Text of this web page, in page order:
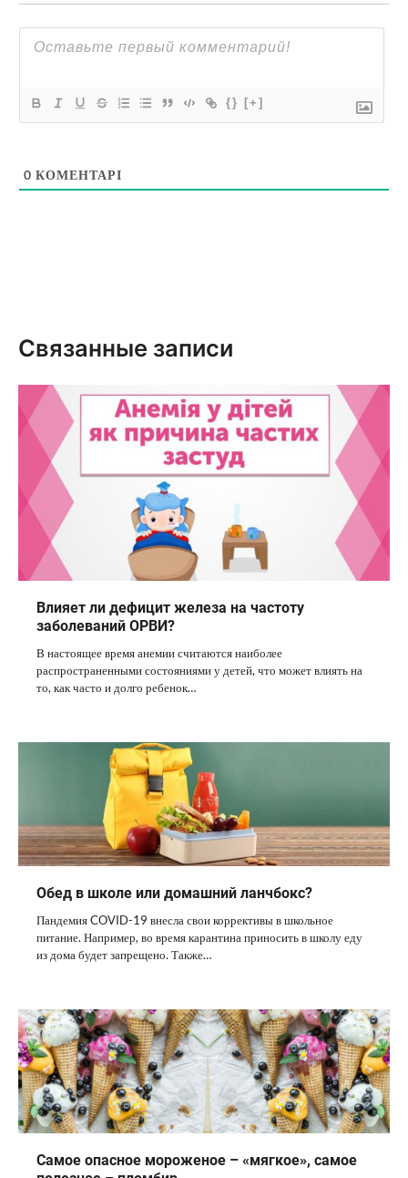
{} [+]
0 КОМЕНТАРІ
Связанные записи
Влияет ли дефицит железа на частоту
заболеваний ОРВИ?
В настоящее время анемии считаются наиболее
распространенными состояниями у детей, что может влиять на
то, как часто и долго ребенок…
Обед в школе или домашний ланчбокс?
Пандемия COVID-19 внесла свои коррективы в школьное
питание. Например, во время карантина приносить в школу еду
из дома будет запрещено. Также…
Самое опасное мороженое – «мягкое», самое